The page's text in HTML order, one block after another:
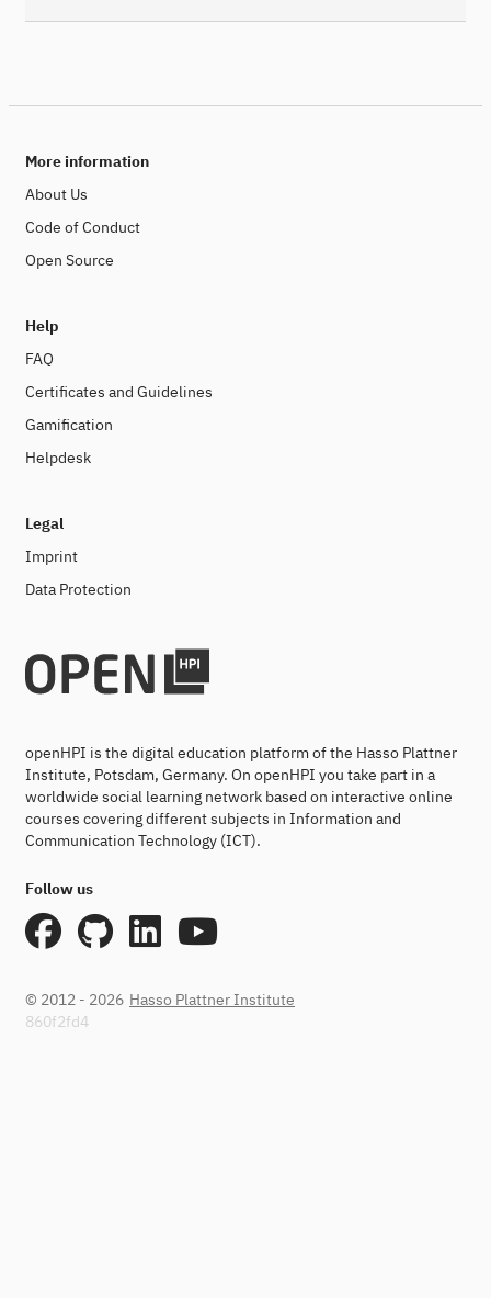
More information
About Us
Code of Conduct
Open Source
Help
FAQ
Certificates and Guidelines
Gamification
Helpdesk
Legal
Imprint
Data Protection
openHPI is the digital education platform of the Hasso Plattner
Institute, Potsdam, Germany. On openHPI you take part in a
worldwide social learning network based on interactive online
courses covering different subjects in Information and
Communication Technology (ICT).
Follow us
© 2012 - 2026 Hasso Plattner Institute
860f2fd4